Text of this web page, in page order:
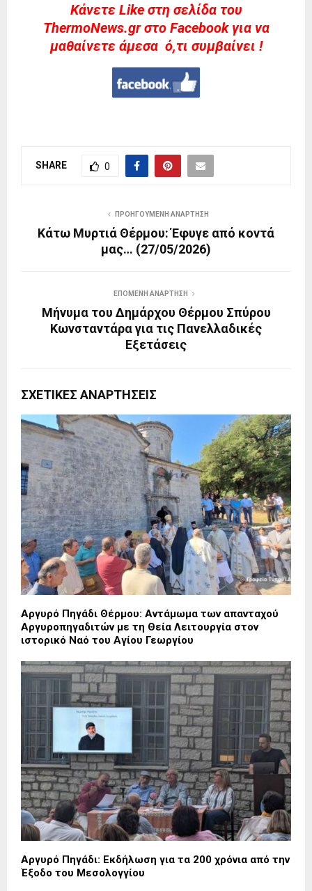
Kάνετε Like στη σελίδα του
ThermoNews.gr στο Facebook για να
μαθαίνετε άμεσα ό,τι συμβαίνει !
SHARE 0
ΠΡΟΗΓΟΎΜΕΝΗ ΑΝΆΡΤΗΣΗ
Κάτω Μυρτιά Θέρμου: Έφυγε από κοντά
μας… (27/05/2026)
ΕΠΌΜΕΝΗ ΑΝΆΡΤΗΣΗ
Μήνυμα του Δημάρχου Θέρμου Σπύρου
Κωνσταντάρα για τις Πανελλαδικές
Εξετάσεις
ΣΧΕΤΙΚΈΣ ΑΝΑΡΤΉΣΕΙΣ
Αργυρό Πηγάδι Θέρμου: Αντάμωμα των απανταχού
Αργυροπηγαδιτών με τη Θεία Λειτουργία στον
ιστορικό Ναό του Αγίου Γεωργίου
Αργυρό Πηγάδι: Εκδήλωση για τα 200 χρόνια από την
Έξοδο του Μεσολογγίου